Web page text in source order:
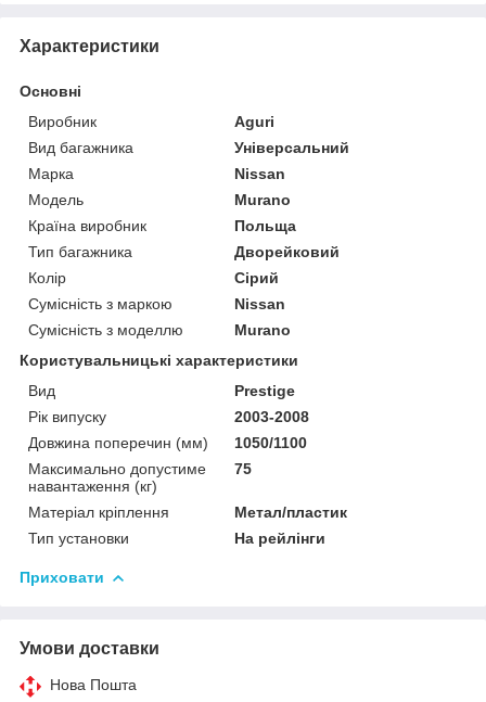
Характеристики
Основні
Виробник
Aguri
Вид багажника
Універсальний
Марка
Nissan
Модель
Murano
Країна виробник
Польща
Тип багажника
Дворейковий
Колір
Сірий
Сумісність з маркою
Nissan
Сумісність з моделлю
Murano
Користувальницькі характеристики
Вид
Prestige
Рік випуску
2003-2008
Довжина поперечин (мм)
1050/1100
Максимально допустиме
навантаження (кг)
75
Матеріал кріплення
Метал/пластик
Тип установки
На рейлінги
Приховати
Умови доставки
Нова Пошта